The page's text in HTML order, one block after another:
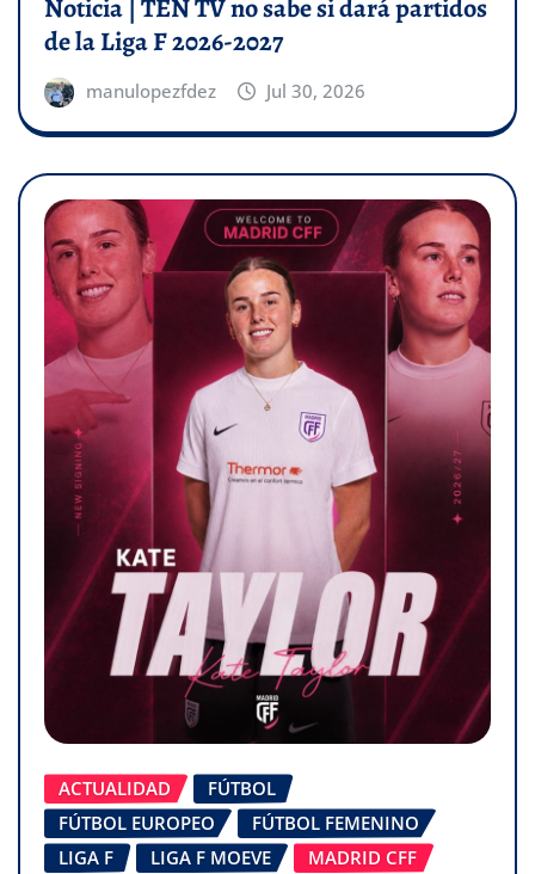
Noticia | TEN TV no sabe si dará partidos
de la Liga F 2026-2027
manulopezfdez Jul 30, 2026
ACTUALIDAD
FÚTBOL
FÚTBOL EUROPEO
FÚTBOL FEMENINO
LIGA F
LIGA F MOEVE MADRID CFF